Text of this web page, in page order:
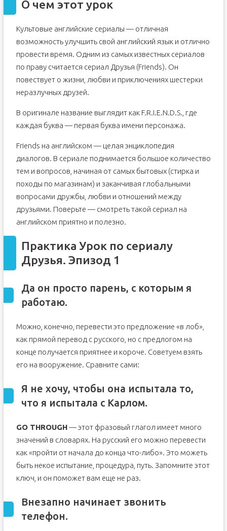
О чем этот урок
Культовые английские сериалы — отличная
возможность улучшить свой английский язык и отлично
провести время. Одним из самых известных сериалов
по праву считается сериал Друзья (Friends). Он
повествует о жизни, любви и приключениях шестерки
неразлучных друзей.
В оригинале название выглядит как F.R.I.E.N.D.S., где
каждая буква — первая буква имени персонажа.
Friends на английском — целая энциклопедия
диалогов. В сериале поднимается большое количество
тем и вопросов, начиная от самых бытовых (стирка и
походы по магазинам) и заканчивая глобальными
вопросами дружбы, любви и отношений между
друзьями. Поверьте — смотреть такой сериал на
английском приятно и полезно.
Практика Урок по сериалу
Друзья. Эпизод 1
Да он просто парень, с которым я
работаю.
Можно, конечно, перевести это предложение «в лоб»,
как прямой перевод с русского, но с предлогом на
конце получается приятнее и короче. Советуем взять
его на вооружение. Сравните сами:
Я не хочу, чтобы она испытала то,
что я испытала с Карлом.
GO THROUGH— этот фразовый глагол имеет много
значений в словарях. На русский его можно перевести
как «пройти от начала до конца что-либо». Это можеть
быть некое испытание, процедура, путь. Запомните этот
ключ, и он поможет вам еще не раз.
Внезапно начинает звонить
телефон.